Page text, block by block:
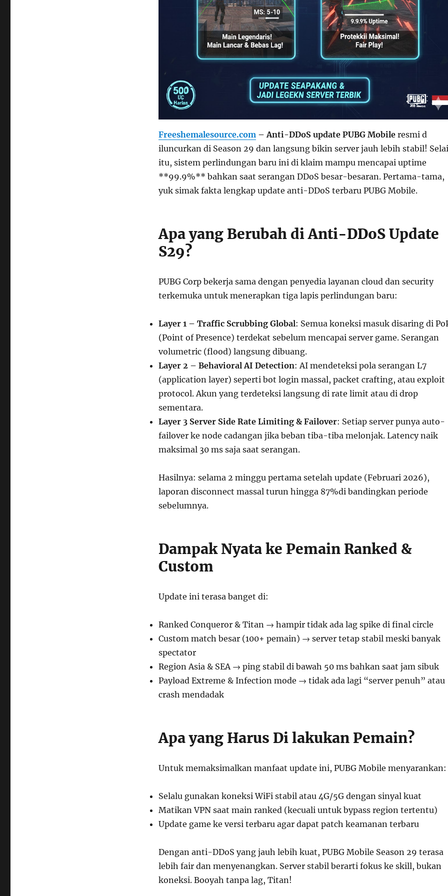
Freeshemalesource.com – Anti-DDoS update PUBG Mobileresmi d
iluncurkan di Season 29 dan langsung bikin server jauh lebih stabil!
itu, sistem perlindungan baru ini di klaim mampu mencapai uptime
**99.9%** bahkan saat serangan DDoS besar-besaran. Pertama-tama,
yuk simak fakta lengkap update anti-DDoS terbaru PUBG Mobile.
Apa yang Berubah di Anti-DDoS Update
S29?
PUBG Corp bekerja sama dengan penyedia layanan cloud dan security
terkemuka untuk menerapkan tiga lapis perlindungan baru:
Layer 1 – Traffic Scrubbing Global: Semua koneksi masuk disaring di
(Point of Presence) terdekat sebelum mencapai server game. Serangan
volumetric (flood) langsung dibuang.
Layer 2 – Behavioral AI Detection: AI mendeteksi pola serangan L7
(application layer) seperti bot login massal, packet crafting, atau exploit
protocol. Akun yang terdeteksi langsung di rate limit atau di drop
sementara.
Layer 3 Server Side Rate Limiting & Failover: Setiap server punya auto-
failover ke node cadangan jika beban tiba-tiba melonjak. Latency naik
maksimal 30 ms saja saat serangan.
Hasilnya: selama 2 minggu pertama setelah update (Februari 2026),
laporan disconnect massal turun hingga 87%di bandingkan periode
sebelumnya.
Dampak Nyata ke Pemain Ranked &
Custom
Update ini terasa banget di:
Ranked Conqueror & Titan → hampir tidak ada lag spike di final circle
Custom match besar (100+ pemain) → server tetap stabil meski banyak
spectator
Region Asia & SEA → ping stabil di bawah 50 ms bahkan saat jam sibuk
Payload Extreme & Infection mode → tidak ada lagi “server penuh” atau
crash mendadak
Apa yang Harus Di lakukan Pemain?
Untuk memaksimalkan manfaat update ini, PUBG Mobile menyarankan:
Selalu gunakan koneksi WiFi stabil atau 4G/5G dengan sinyal kuat
Matikan VPN saat main ranked (kecuali untuk bypass region tertentu)
Update game ke versi terbaru agar dapat patch keamanan terbaru
Dengan anti-DDoS yang jauh lebih kuat, PUBG Mobile Season 29 terasa
lebih fair dan menyenangkan. Server stabil berarti fokus ke skill, bukan
koneksi. Booyah tanpa lag, Titan!